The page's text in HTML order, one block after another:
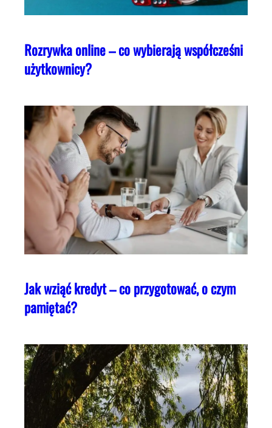
Rozrywka online – co wybierają współcześni
użytkownicy?
Jak wziąć kredyt – co przygotować, o czym
pamiętać?